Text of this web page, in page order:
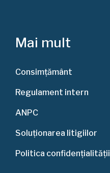
Mai mult
Consimțământ
Regulament intern
ANPC
Soluționarea litigiilor
Politica confidențialității